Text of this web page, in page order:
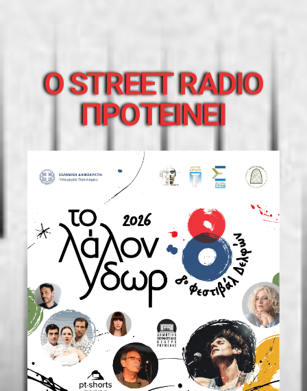
O STREET RADIO
ΠΡΟΤΕΙΝΕΙ